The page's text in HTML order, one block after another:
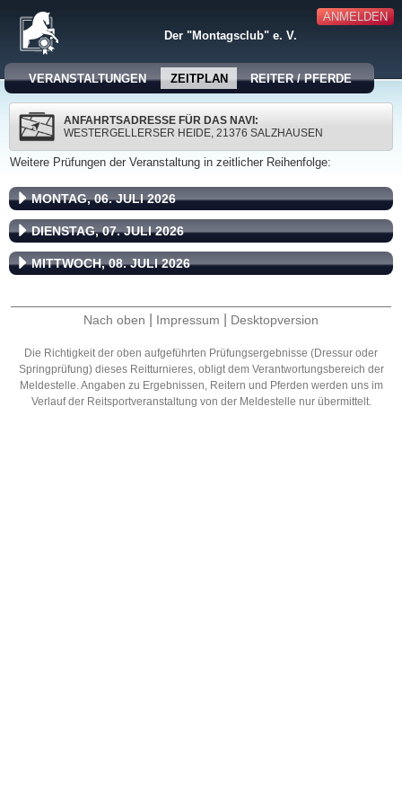
ANMELDEN
Der "Montagsclub" e. V.
VERANSTALTUNGEN ZEITPLAN REITER / PFERDE
ANFAHRTSADRESSE FÜR DAS NAVI:
WESTERGELLERSER HEIDE, 21376 SALZHAUSEN
Weitere Prüfungen der Veranstaltung in zeitlicher Reihenfolge:
MONTAG, 06. JULI 2026
DIENSTAG, 07. JULI 2026
MITTWOCH, 08. JULI 2026
Nach oben Impressum Desktopversion
Die Richtigkeit der oben aufgeführten Prüfungsergebnisse (Dressur oder
Springprüfung) dieses Reitturnieres, obligt dem Verantwortungsbereich der
Meldestelle. Angaben zu Ergebnissen, Reitern und Pferden werden uns im
Verlauf der Reitsportveranstaltung von der Meldestelle nur übermittelt.